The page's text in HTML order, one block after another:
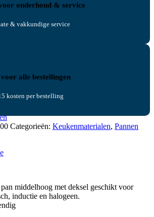
onderhoud & service
& vakkundige service
alle bestellingen
kosten per bestelling
Categorieën: Keukenmaterialen, Pannen
middelhoog met deksel geschikt voor
inductie en halogeen.